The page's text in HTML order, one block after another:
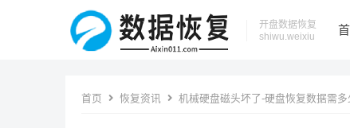
开盘数据恢复
shiwu.weixiu
首页 恢复资讯 机械硬盘磁头坏了-硬盘恢复数据需多